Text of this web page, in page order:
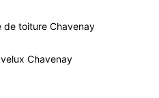
de toiture Chavenay
Chavenay